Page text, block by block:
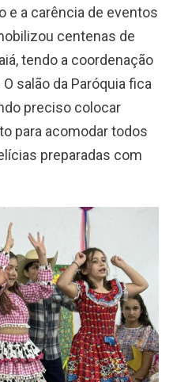
e a carência de eventos
centenas de
tendo a coordenação
salão da Paróquia fica
preciso colocar
para acomodar todos
preparadas com